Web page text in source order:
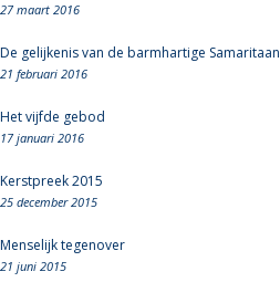
27 maart 2016
De gelijkenis van de barmhartige Samaritaan
21 februari 2016
Het vijfde gebod
17 januari 2016
Kerstpreek 2015
25 december 2015
Menselijk tegenover
21 juni 2015